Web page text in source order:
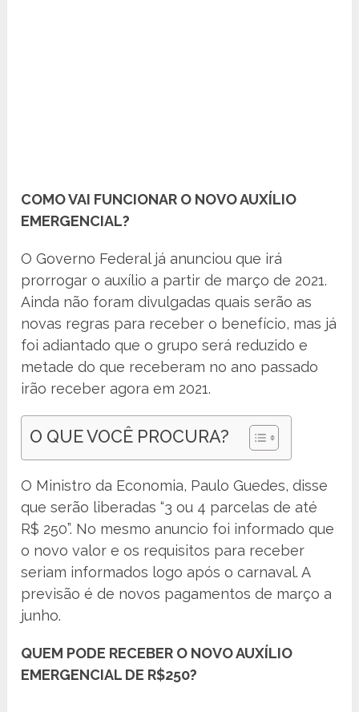
COMO VAI FUNCIONAR O NOVO AUXÍLIO
EMERGENCIAL?
O Governo Federal já anunciou que irá
prorrogar o auxílio a partir de março de 2021.
Ainda não foram divulgadas quais serão as
novas regras para receber o benefício, mas já
foi adiantado que o grupo será reduzido e
metade do que receberam no ano passado
irão receber agora em 2021.
O QUE VOCÊ PROCURA?
O Ministro da Economia, Paulo Guedes, disse
que serão liberadas “3 ou 4 parcelas de até
R$ 250”. No mesmo anuncio foi informado que
o novo valor e os requisitos para receber
seriam informados logo após o carnaval. A
previsão é de novos pagamentos de março a
junho.
QUEM PODE RECEBER O NOVO AUXÍLIO
EMERGENCIAL DE R$250?